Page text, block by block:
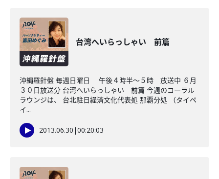
台湾へいらっしゃい 前篇
沖縄羅針盤 毎週日曜日 午後４時半～５時 放送中 ６月
３０日放送分 台湾へいらっしゃい 前篇 今週のコーラル
ラウンジは、 台北駐日経済文化代表処 那覇分処 （タイペ
イ...
2013.06.30 |00:20:03